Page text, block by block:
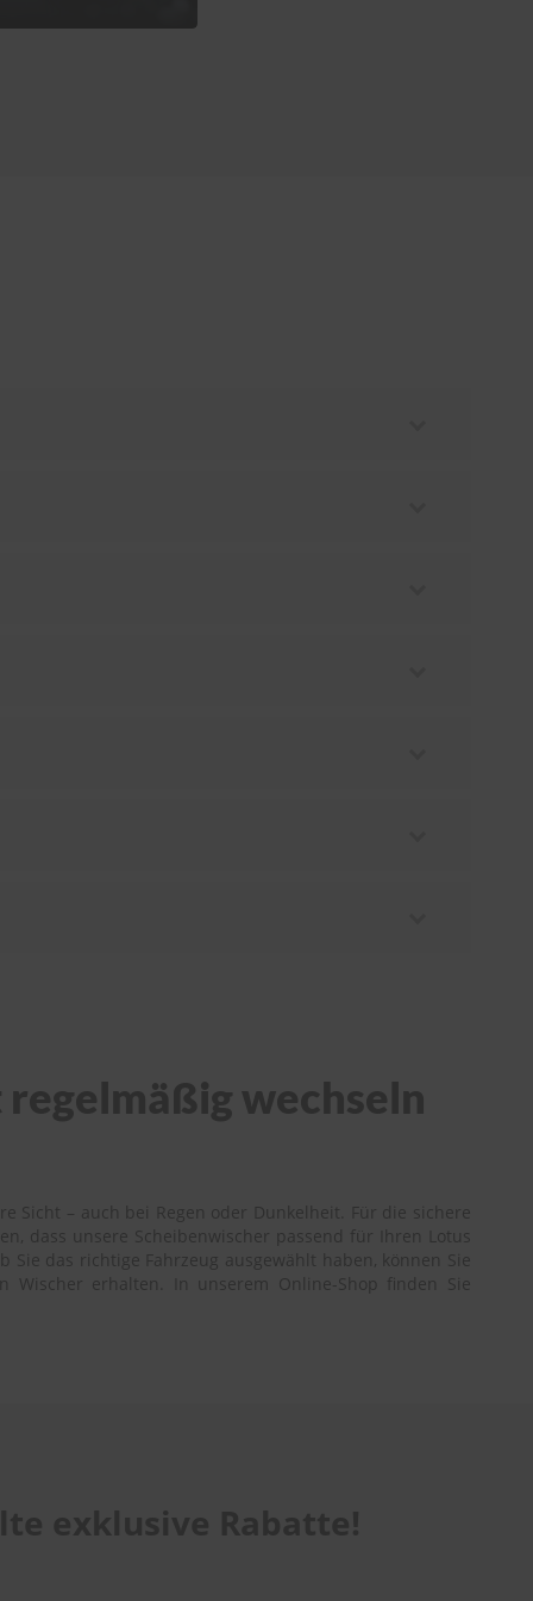
wechseln
Sicht – auch bei Regen oder Dunkelheit. Für die sichere
dass unsere Scheibenwischer passend für Ihren Lotus
das richtige Fahrzeug ausgewählt haben, können Sie
erhalten. In unserem Online-Shop finden Sie